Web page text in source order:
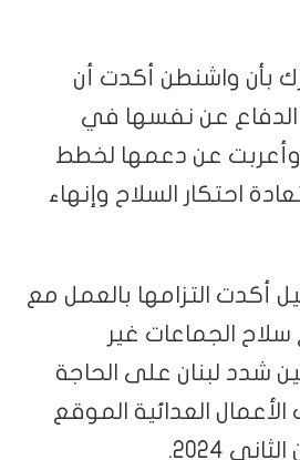
بأن واشنطن أكدت أن
الدفاع عن نفسها في
وأعربت عن دعمها لخطط
احتكار السلاح وإنهاء
أكدت التزامها بالعمل مع
سلاح الجماعات غير
شدد لبنان على الحاجة
العدائية الموقع
2024.